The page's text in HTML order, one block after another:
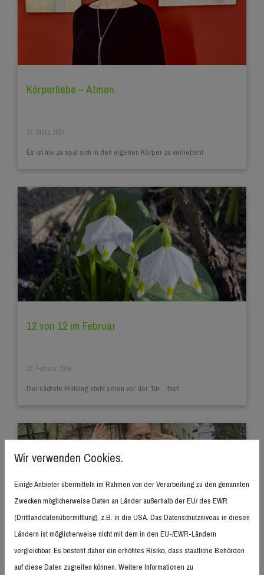
Körperliebe – Atmen
27. März 2024
Es ist nie zu spät sich in den eigenen Körper zu verlieben!
12 von 12 im Februar
12. Februar 2024
Der nächste Frühling steht schon vor der Tür… fast!
Mein Motto in 2024
Wir verwenden Cookies.
Einige Anbieter übermitteln im Rahmen von der Verarbeitung zu den genannten
Zwecken möglicherweise Daten an Länder außerhalb der EU/ des EWR
(Drittlanddatenübermittlung), z.B. in die USA. Das Datenschutzniveau in diesen
Ländern ist möglicherweise nicht mit dem in den EU-/EWR-Ländern
vergleichbar. Es besteht daher ein erhöhtes Risiko, dass staatliche Behörden
auf diese Daten zugreifen können. Weitere Informationen zu